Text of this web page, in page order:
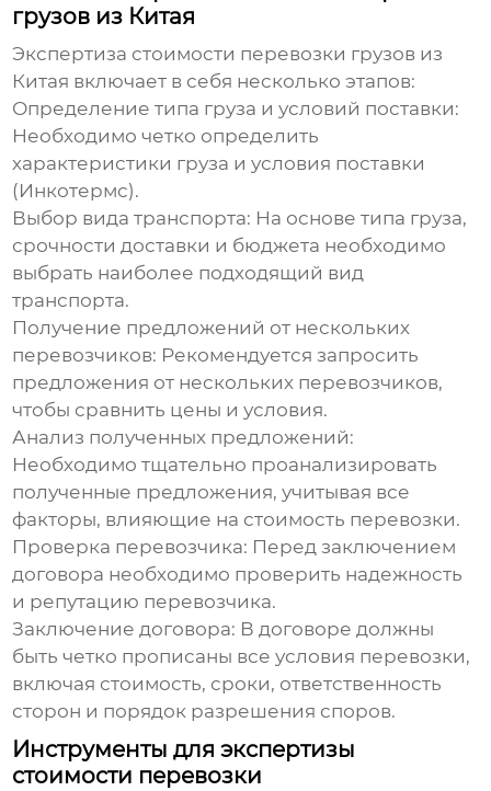
грузов из Китая
Экспертиза стоимости перевозки грузов из
Китая включает в себя несколько этапов:
Определение типа груза и условий поставки:
Необходимо четко определить
характеристики груза и условия поставки
(Инкотермс).
Выбор вида транспорта: На основе типа груза,
срочности доставки и бюджета необходимо
выбрать наиболее подходящий вид
транспорта.
Получение предложений от нескольких
перевозчиков: Рекомендуется запросить
предложения от нескольких перевозчиков,
чтобы сравнить цены и условия.
Анализ полученных предложений:
Необходимо тщательно проанализировать
полученные предложения, учитывая все
факторы, влияющие на стоимость перевозки.
Проверка перевозчика: Перед заключением
договора необходимо проверить надежность
и репутацию перевозчика.
Заключение договора: В договоре должны
быть четко прописаны все условия перевозки,
включая стоимость, сроки, ответственность
сторон и порядок разрешения споров.
Инструменты для экспертизы
стоимости перевозки